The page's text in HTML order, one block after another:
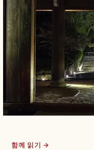
함께 읽기 →